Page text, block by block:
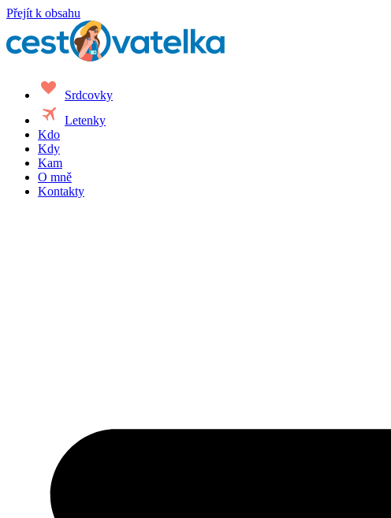
Přejít k obsahu
favorite Srdcovky
travel
Letenky
Kdo
Kdy
Kam
O mně
Kontakty